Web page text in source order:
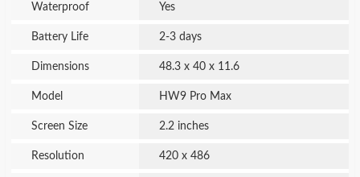
Waterproof Yes
Battery Life 2-3 days
Dimensions 48.3 x 40 x 11.6
Model HW9 Pro Max
Screen Size 2.2 inches
Resolution 420 x 486